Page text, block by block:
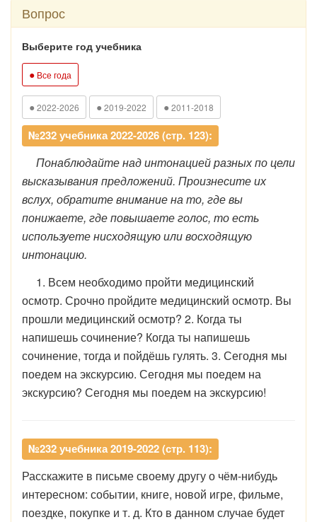
Вопрос
Выберите год учебника
● Все года
● 2022-2026 ● 2019-2022 ● 2011-2018
№232 учебника 2022-2026 (стр. 123):
Понаблюдайте над интонацией разных по цели
высказывания предложений. Произнесите их
вслух, обратите внимание на то, где вы
понижаете, где повышаете голос, то есть
используете нисходящую или восходящую
интонацию.
1. Всем необходимо пройти медицинский
осмотр. Срочно пройдите медицинский осмотр. Вы
прошли медицинский осмотр? 2. Когда ты
напишешь сочинение? Когда ты напишешь
сочинение, тогда и пойдёшь гулять. 3. Сегодня мы
поедем на экскурсию. Сегодня мы поедем на
экскурсию? Сегодня мы поедем на экскурсию!
№232 учебника 2019-2022 (стр. 113):
Расскажите в письме своему другу о чём-нибудь
интересном: событии, книге, новой игре, фильме,
поездке, покупке и т. д. Кто в данном случае будет